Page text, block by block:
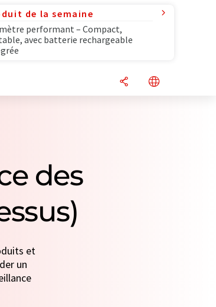
de la semaine
performant – Compact,
avec batterie rechargeable
des
et
un